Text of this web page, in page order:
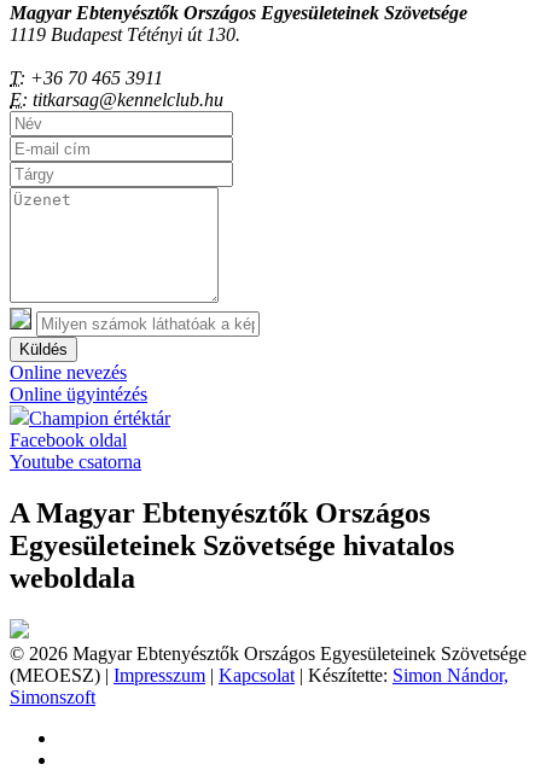
Magyar Ebtenyésztők Országos Egyesületeinek Szövetsége
1119 Budapest Tétényi út 130.
T: +36 70 465 3911
E: titkarsag@kennelclub.hu
Küldés
Online nevezés
Online ügyintézés
Champion értéktár
Facebook oldal
Youtube csatorna
A Magyar Ebtenyésztők Országos
Egyesületeinek Szövetsége hivatalos
weboldala
© 2026 Magyar Ebtenyésztők Országos Egyesületeinek Szövetsége
(MEOESZ) | Impresszum | Kapcsolat | Készítette: Simon Nándor,
Simonszoft